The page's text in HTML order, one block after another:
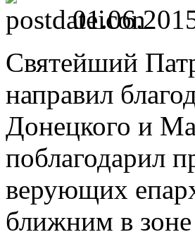
Святейший
направил
Донецкого и
поблагодарил
верующих
ближним в